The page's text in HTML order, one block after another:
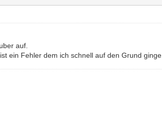
auf.
ein Fehler dem ich schnell auf den Grund ginge.